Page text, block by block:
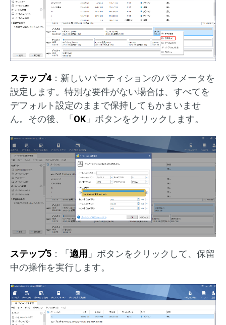
ステップ4 ：新しいパーティションのパラメータを
設定します。特別な要件がない場合は、すべてを
デフォルト設定のままで保持してもかまいませ
ん。その後、「 OK 」ボタンをクリックします。
ステップ5 ：「 適用 」ボタンをクリックして、保留
中の操作を実行します。